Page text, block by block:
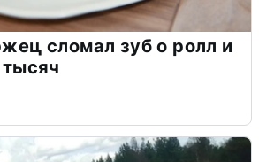
сломал зуб о ролл и